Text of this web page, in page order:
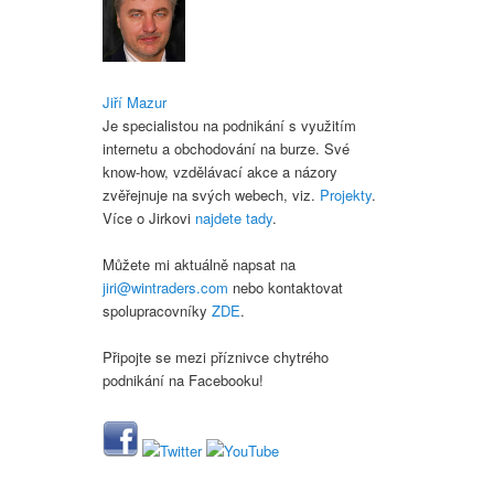
Jiří Mazur
Je specialistou na podnikání s využitím
internetu a obchodování na burze. Své
know-how, vzdělávací akce a názory
zvěřejnuje na svých webech, viz. Projekty.
Více o Jirkovi najdete tady.
Můžete mi aktuálně napsat na
jiri@wintraders.com nebo kontaktovat
spolupracovníkyZDE.
Připojte se mezi příznivce chytrého
podnikání na Facebooku!